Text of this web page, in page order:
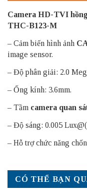
Camera HD-TVI
THC-B123-M
– Cảm biến hình ảnh
image sensor.
– Độ phân giải: 2.0
– Ống kính: 3.6mm.
– Tầm camera quan
– Độ sáng: 0.005
– Hỗ trợ chức năng
CÓ THỂ BẠN